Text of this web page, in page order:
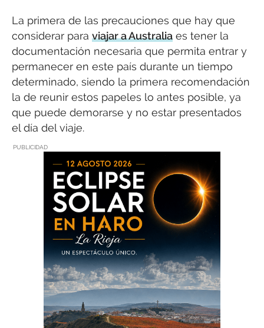
La primera de las precauciones que hay que
considerar para viajar a Australia es tener la
documentación necesaria que permita entrar y
permanecer en este país durante un tiempo
determinado, siendo la primera recomendación
la de reunir estos papeles lo antes posible, ya
que puede demorarse y no estar presentados
el día del viaje.
PUBLICIDAD